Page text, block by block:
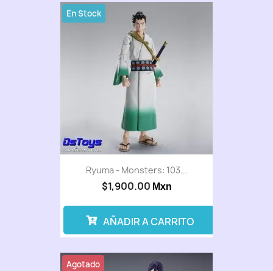
Ryuma - Monsters: 103...
$1,900.00 Mxn
En Stock
AÑADIR A CARRITO
Agotado